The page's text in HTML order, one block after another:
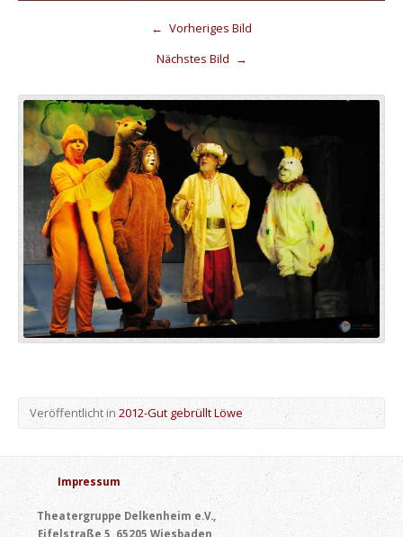
← Vorheriges Bild
Nächstes Bild →
Veröffentlicht in2012-Gut gebrüllt Löwe
Impressum
Theatergruppe Delkenheim e.V.,
Eifelstraße 5, 65205 Wiesbaden,